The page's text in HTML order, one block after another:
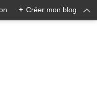
+ Créer mon blog